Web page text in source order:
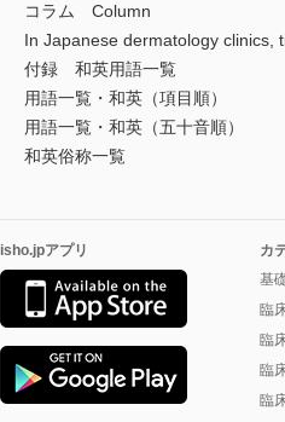
コラム Column
In Japanese dermatology clinics,
付録 和英用語一覧
用語一覧・和英（項目順）
用語一覧・和英（五十音順）
和英俗称一覧
isho.jpアプリ
カ
基
臨
臨
臨
臨